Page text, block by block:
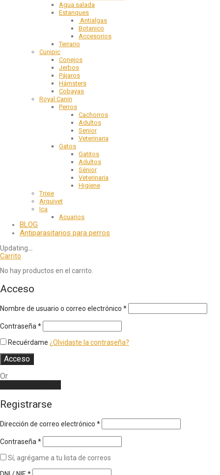
Agua salada
Estanques
Antialgas
Botanico
Accesorios
Terrario
Cunipic
Conejos
Jerbos
Pájaros
Hámsters
Cobayas
Royal Canin
Perros
Cachorros
Adultos
Senior
Veterinaria
Gatos
Gatitos
Adultos
Sénior
Veterinaria
Higiene
Trixie
Arquivet
Ica
Acuarios
BLOG
Antiparasitarios para perros
Updating…
Carrito
No hay productos en el carrito.
Acceso
Nombre de usuario o correo electrónico *
Contraseña*
Recuérdame ¿Olvidaste la contraseña?
Acceso
Or
Registrarse
Dirección de correo electrónico *
Contraseña *
Sí, agrégame a tu lista de correos